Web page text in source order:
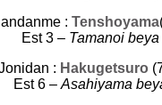
:Tenshoyama
Est 3 – Tamanoi beya
: Hakugetsuro
Est 6 – Asahiyama